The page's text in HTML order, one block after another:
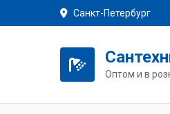
Санкт-Петербург
Оптом и в